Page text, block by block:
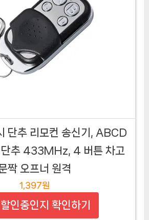
단추 리모컨 송신기, ABCD
추 433MHz, 4 버튼 차고
짝 오프너 원격
1,397원
인중인지 확인하기